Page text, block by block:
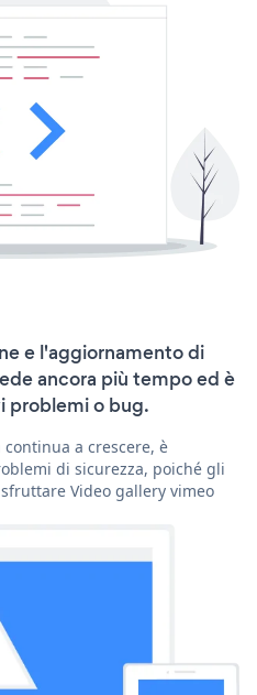
e l'aggiornamento di
ancora più tempo ed è
problemi o bug.
a crescere, è
di sicurezza, poiché gli
Video gallery vimeo